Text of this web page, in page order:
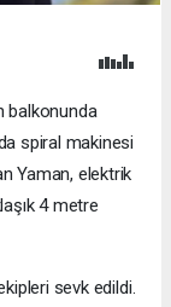
balkonunda
spiral makinesi
Yaman, elektrik
4 metre
sevk edildi.